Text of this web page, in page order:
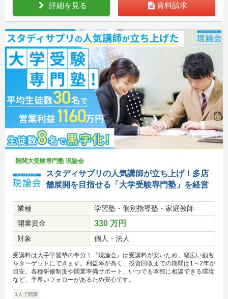
詳細を見る 資料請求
難関大受験専門塾 現論会
スタディサプリの人気講師が立ち上げ！多店
舗展開を目指せる「大学受験専門塾」を経営
業種
学習塾・個別指導塾・家庭教師
開業資金
330 万円
対象 個人・法人
受講料は大手学習塾の半分！『現論会』は受講料が安いため、幅広い顧客
をターゲットにできます。利益率が高く、投資回収までの期間は1～2年が
目安。各種研修制度や開業準備サポート、いつでも本部に相談できる環境
など、手厚いフォローがあるため安心です。
1人で開業